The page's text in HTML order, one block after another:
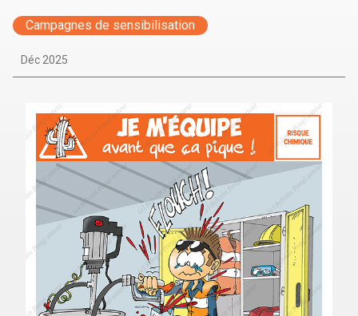
Campagnes de sensibilisation
Déc 2025